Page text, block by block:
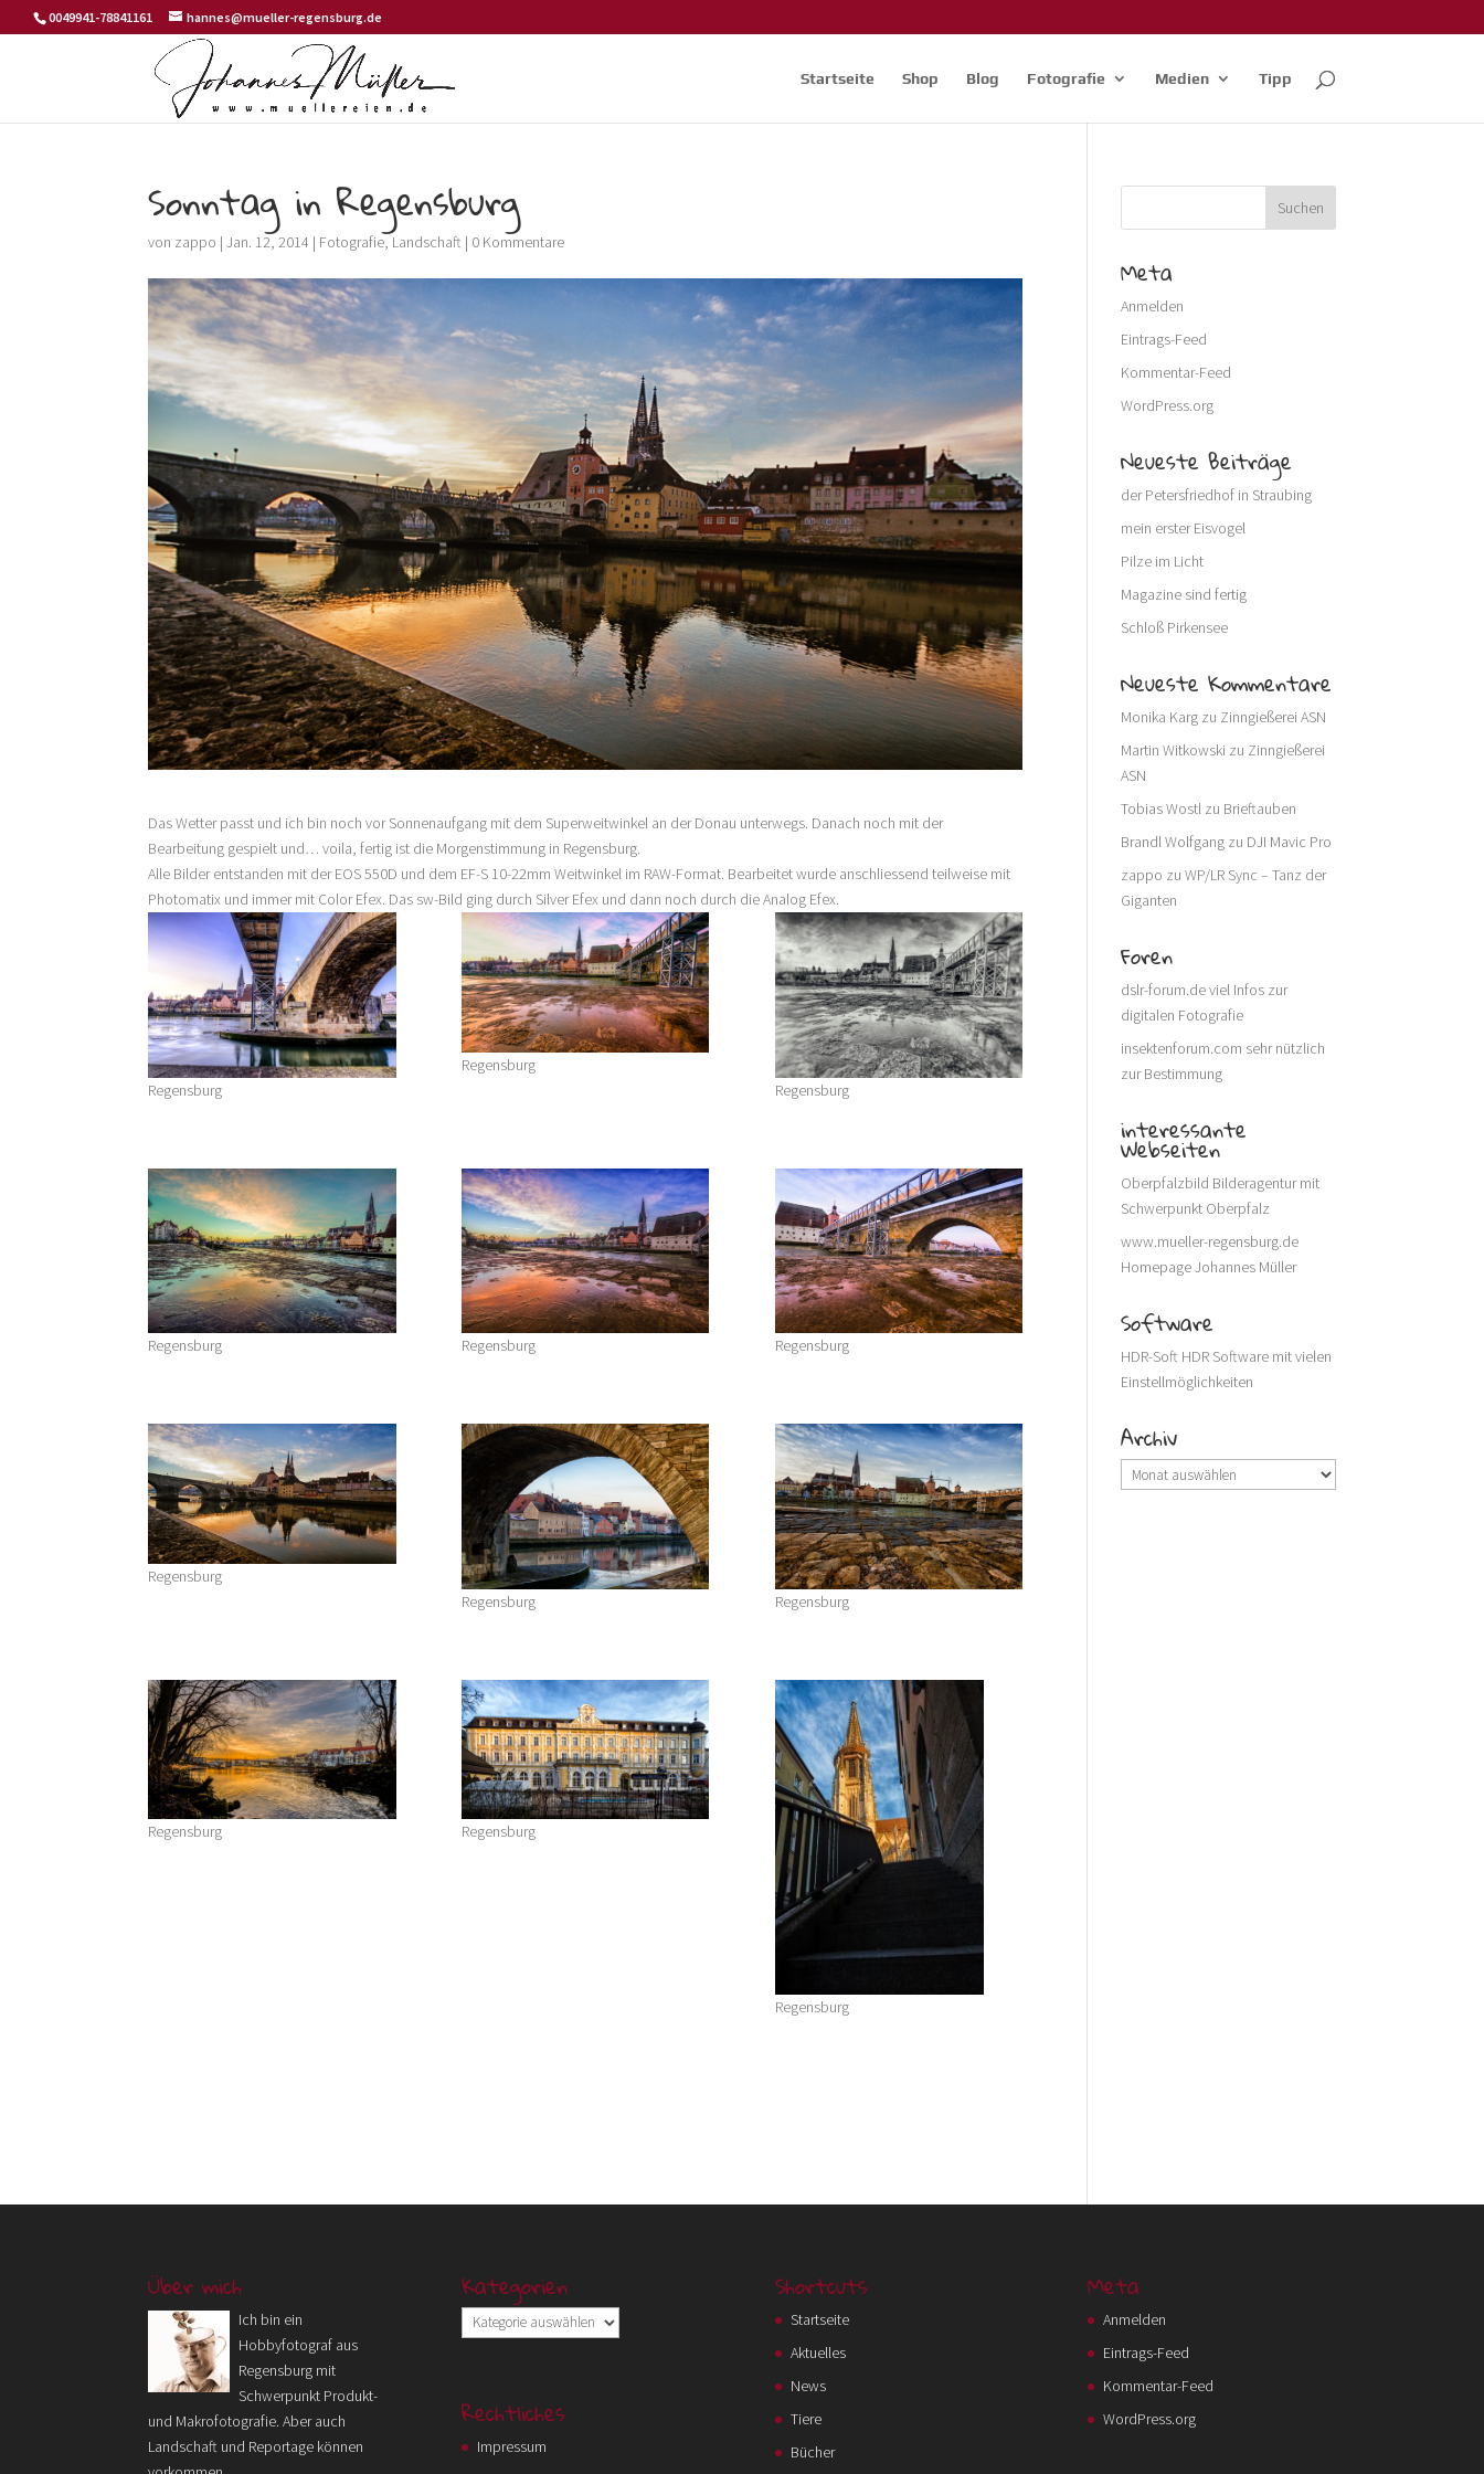
0049941-78841161 hannes@mueller-regensburg.de
Startseite Shop Blog Fotografie Medien Tipp
Sonntag in Regensburg
von zappo |Jan. 12, 2014 | Fotografie, Landschaft | 0 Kommentare
Das Wetter passt und ich bin noch vor Sonnenaufgang mit dem Superweitwinkel an der Donau unterwegs. Danach noch mit der
Bearbeitung gespielt und… voila, fertig ist die Morgenstimmung in Regensburg.
Alle Bilder entstanden mit der EOS 550D und dem EF-S 10-22mm Weitwinkel im RAW-Format. Bearbeitet wurde anschliessend teilweise mit
Photomatix und immer mit Color Efex. Das sw-Bild ging durch Silver Efex und dann noch durch die Analog Efex.
Regensburg
Regensburg
Regensburg
Regensburg Regensburg Regensburg
Regensburg
Regensburg
Regensburg
Regensburg Regensburg
Regensburg
Meta
Anmelden
Eintrags-Feed
Kommentar-Feed
WordPress.org
Neueste Beiträge
der Petersfriedhof in Straubing
mein erster Eisvogel
Pilze im Licht
Magazine sind fertig
Schloß Pirkensee
Neueste Kommentare
Monika Karg zu Zinngießerei ASN
Martin Witkowski zu Zinngießerei
ASN
Tobias Wostl zu Brieftauben
Brandl Wolfgang zu DJI Mavic Pro
zappo zuWP/LR Sync – Tanz der
Giganten
Foren
dslr-forum.deviel Infos zur
digitalen Fotografie
insektenforum.com sehr nützlich
zur Bestimmung
interessante
Webseiten
Oberpfalzbild Bilderagentur mit
Schwerpunkt Oberpfalz
www.mueller-regensburg.de
Homepage Johannes Müller
Software
HDR-Soft HDR Software mit vielen
Einstellmöglichkeiten
Archiv
Archiv
Über mich
Ich bin ein
Hobbyfotograf aus
Regensburg mit
Schwerpunkt Produkt-
und Makrofotografie. Aber auch
Landschaft und Reportage können
Kategorien
Kategorien
Rechtliches
Impressum
Shortcuts
Startseite
Aktuelles
News
Tiere
Bücher
Meta
Anmelden
Eintrags-Feed
Kommentar-Feed
WordPress.org